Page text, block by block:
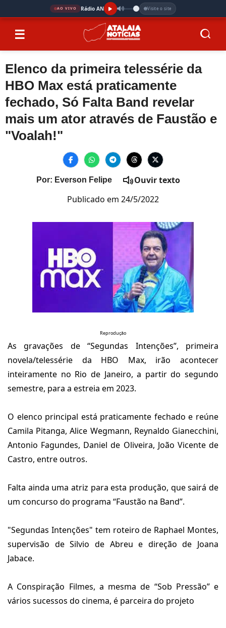
AO VIVO Rádio AN Visite o site
☰
Elenco da primeira telessérie da
HBO Max está praticamente
fechado, Só Falta Band revelar
mais um ator através de Faustão e
"Voalah!"
Por: Everson Felipe
Ouvir texto
Publicado em 24/5/2022
Reprodução
As gravações de “Segundas Intenções”, primeira
novela/telessérie da HBO Max, irão acontecer
inteiramente no Rio de Janeiro, a partir do segundo
semestre, para a estreia em 2023.
O elenco principal está praticamente fechado e reúne
Camila Pitanga, Alice Wegmann, Reynaldo Gianecchini,
Antonio Fagundes, Daniel de Oliveira, João Vicente de
Castro, entre outros.
Falta ainda uma atriz para esta produção, que sairá de
um concurso do programa “Faustão na Band”.
"Segundas Intenções" tem roteiro de Raphael Montes,
supervisão de Silvio de Abreu e direção de Joana
Jabace.
A Conspiração Filmes, a mesma de “Sob Pressão” e
vários sucessos do cinema, é parceira do projeto